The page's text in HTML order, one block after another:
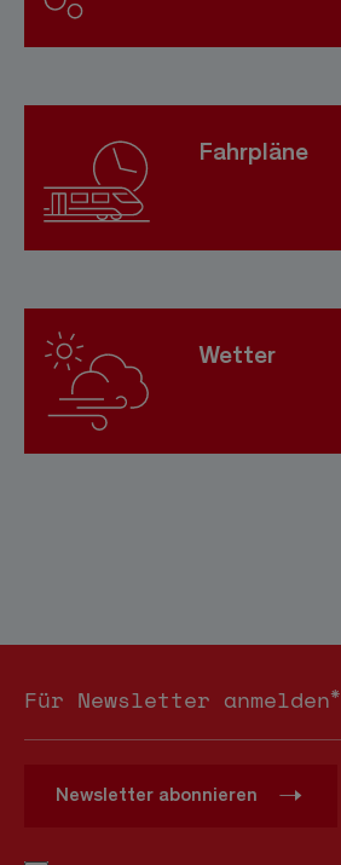
Fahrpläne
Wetter
Für Newsletter anmelden*
Newsletter abonnieren